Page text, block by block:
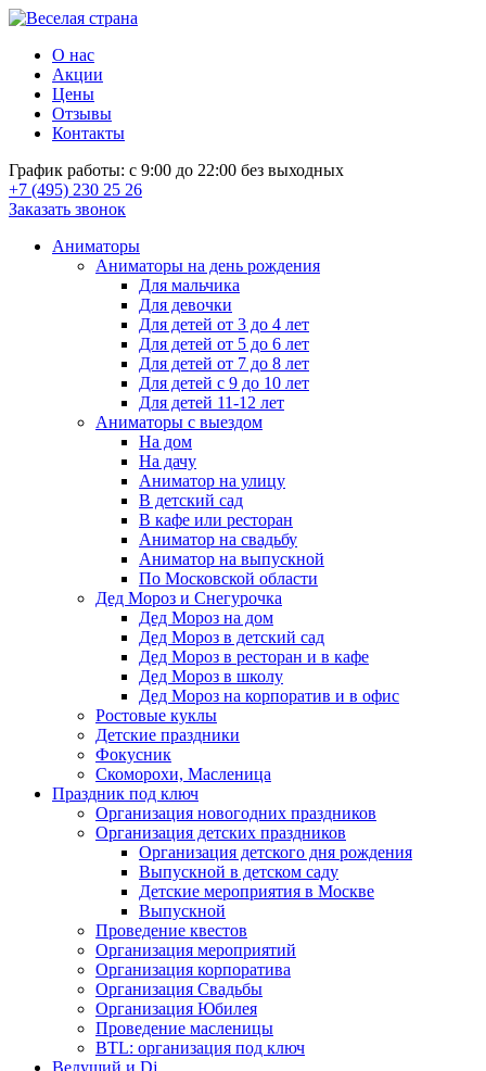
О нас
Акции
Цены
Отзывы
Контакты
График работы: с 9:00 до 22:00 без выходных
+7 (495) 230 25 26
Заказать звонок
Аниматоры
Аниматоры на день рождения
Для мальчика
Для девочки
Для детей от 3 до 4 лет
Для детей от 5 до 6 лет
Для детей от 7 до 8 лет
Для детей с 9 до 10 лет
Для детей 11-12 лет
Аниматоры с выездом
На дом
На дачу
Аниматор на улицу
В детский сад
В кафе или ресторан
Аниматор на свадьбу
Аниматор на выпускной
По Московской области
Дед Мороз и Снегурочка
Дед Мороз на дом
Дед Мороз в детский сад
Дед Мороз в ресторан и в кафе
Дед Мороз в школу
Дед Мороз на корпоратив и в офис
Ростовые куклы
Детские праздники
Фокусник
Скоморохи, Масленица
Праздник под ключ
Организация новогодних праздников
Организация детских праздников
Организация детского дня рождения
Выпускной в детском саду
Детские мероприятия в Москве
Выпускной
Проведение квестов
Организация мероприятий
Организация корпоратива
Организация Свадьбы
Организация Юбилея
Проведение масленицы
BTL: организация под ключ
Ведущий и Dj